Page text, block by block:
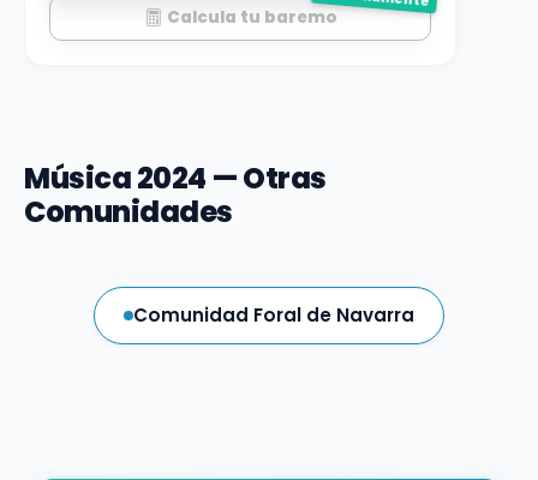
Calcula tu baremo
Música 2024 — Otras
Comunidades
Comunidad Foral de Navarra